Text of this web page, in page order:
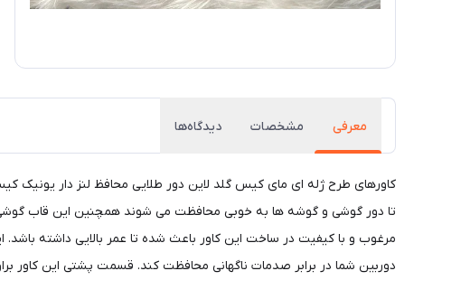
معرفی مشخصات دیدگاه‌ها
مرغوب و با کیفیت در ساخت این کاور باعث شده تا عمر بالایی داشته
دوربین شما در برابر صدمات ناگهانی محافظت کند. قسمت پشتی این کاور